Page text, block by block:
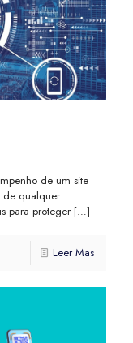
de um site
de qualquer
para proteger […]
Leer Mas